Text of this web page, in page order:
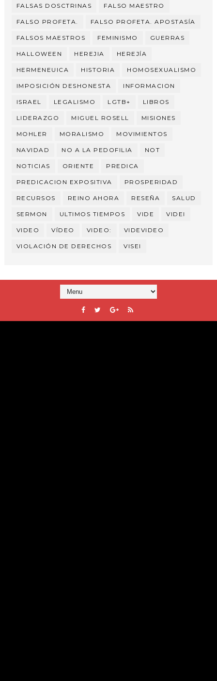
FALSAS DOSCTRINAS FALSO MAESTRO
FALSO PROFETA. FALSO PROFETA. APOSTASÍA
FALSOS MAESTROS FEMINISMO GUERRAS
HALLOWEEN HEREJIA HEREJÍA
HERMENEUICA HISTORIA HOMOSEXUALISMO
IMPOSICIÓN DESHONESTA INFORMACION
ISRAEL LEGALISMO LGTB+ LIBROS
LIDERAZGO MIGUEL ROSELL MISIONES
MOHLER MORALISMO MOVIMIENTOS
NAVIDAD NO A LA PEDOFILIA NOT
NOTICIAS ORIENTE PREDICA
PREDICACION EXPOSITIVA PROSPERIDAD
RECURSOS REINO AHORA RESEÑA SALUD
SERMON ULTIMOS TIEMPOS VIDE VIDEI
VIDEO VÍDEO VIDEO: VIDEVIDEO
VIOLACIÓN DE DERECHOS VISEI